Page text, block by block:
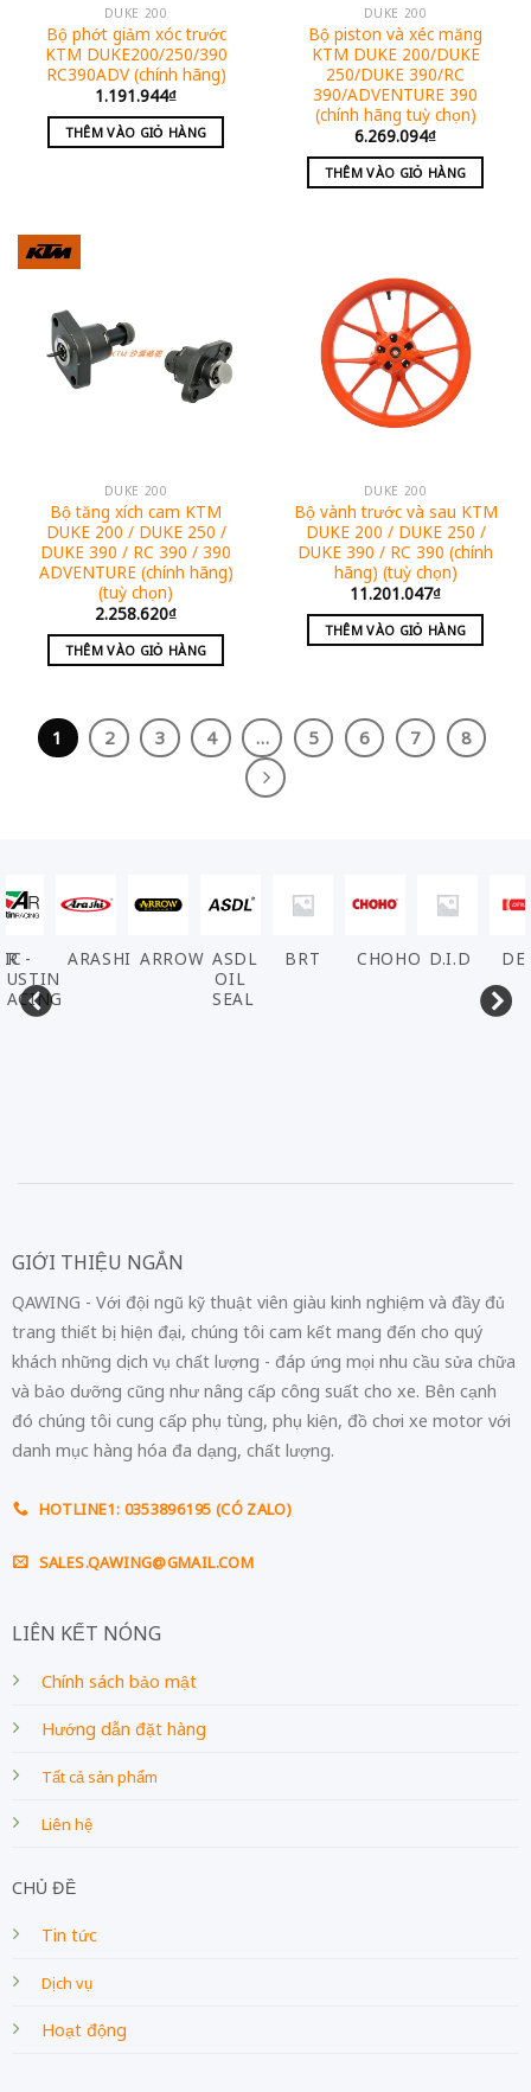
DUKE 200
Bộ phớt giảm xóc trước
KTM DUKE200/250/390
RC390ADV (chính hãng)
1.191.944₫
THÊM VÀO GIỎ HÀNG
DUKE 200
Bộ piston và xéc măng
KTM DUKE 200/DUKE
250/DUKE 390/RC
390/ADVENTURE 390
(chính hãng tuỳ chọn)
6.269.094₫
THÊM VÀO GIỎ HÀNG
DUKE 200
Bộ tăng xích cam KTM
DUKE 200 / DUKE 250 /
DUKE 390 / RC 390 / 390
ADVENTURE (chính hãng)
(tuỳ chọn)
2.258.620₫
THÊM VÀO GIỎ HÀNG
DUKE 200
Bộ vành trước và sau KTM
DUKE 200 / DUKE 250 /
DUKE 390 / RC 390 (chính
hãng) (tuỳ chọn)
11.201.047₫
THÊM VÀO GIỎ HÀNG
1 2 3 4 … 5 6 7 8
-
ARASHI ARROW ASDL
OIL
SEAL
BRT CHOHO D.I.D
GIỚI THIỆU NGẮN
QAWING - Với đội ngũ kỹ thuật viên giàu kinh nghiệm và đầy đủ
trang thiết bị hiện đại, chúng tôi cam kết mang đến cho quý
khách những dịch vụ chất lượng - đáp ứng mọi nhu cầu sửa chữa
và bảo dưỡng cũng như nâng cấp công suất cho xe. Bên cạnh
đó chúng tôi cung cấp phụ tùng, phụ kiện, đồ chơi xe motor với
danh mục hàng hóa đa dạng, chất lượng.
HOTLINE1: 0353896195 (CÓ ZALO)
SALES.QAWING@GMAIL.COM
LIÊN KẾT NÓNG
Chính sách bảo mật
Hướng dẫn đặt hàng
Tất cả sản phẩm
Liên hệ
CHỦ ĐỀ
Tin tức
Dịch vụ
Hoạt động